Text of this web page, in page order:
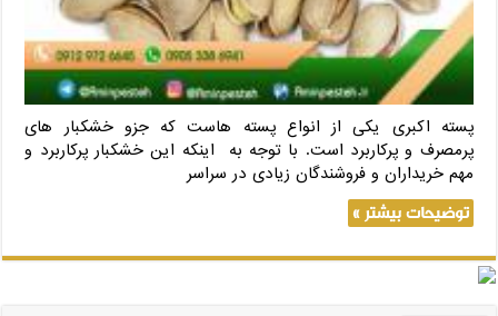
پسته اکبری یکی از انواع پسته هاست که جزو خشکبار های
پرمصرف و پرکاربرد است. با توجه به اینکه این خشکبار پرکاربرد و
مهم خریداران و فروشندگان زیادی در سراسر
توضیحات بیشتر »